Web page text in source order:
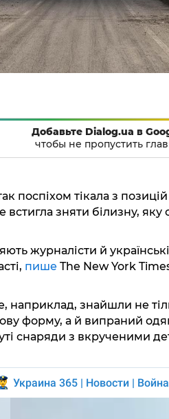
Добавьте Dialog.ua в
чтобы не пропустить
поспіхом тікала з
встигла зняти білизну, яку
журналісти й
пишеThe New York
наприклад, знайшли не
форму, а й випраний
снаряди з вкрученими